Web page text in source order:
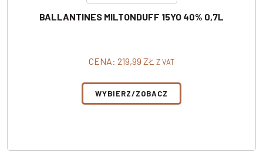
BALLANTINES MILTONDUFF 15YO 40% 0,7L
CENA: 219,99 ZŁ Z VAT
WYBIERZ/ZOBACZ